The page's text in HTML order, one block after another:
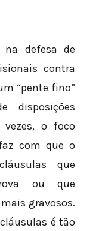
na defesa de
contra
“pente fino”
disposições
vezes, o foco
com que o
que
ou que
gravosos.
é tão